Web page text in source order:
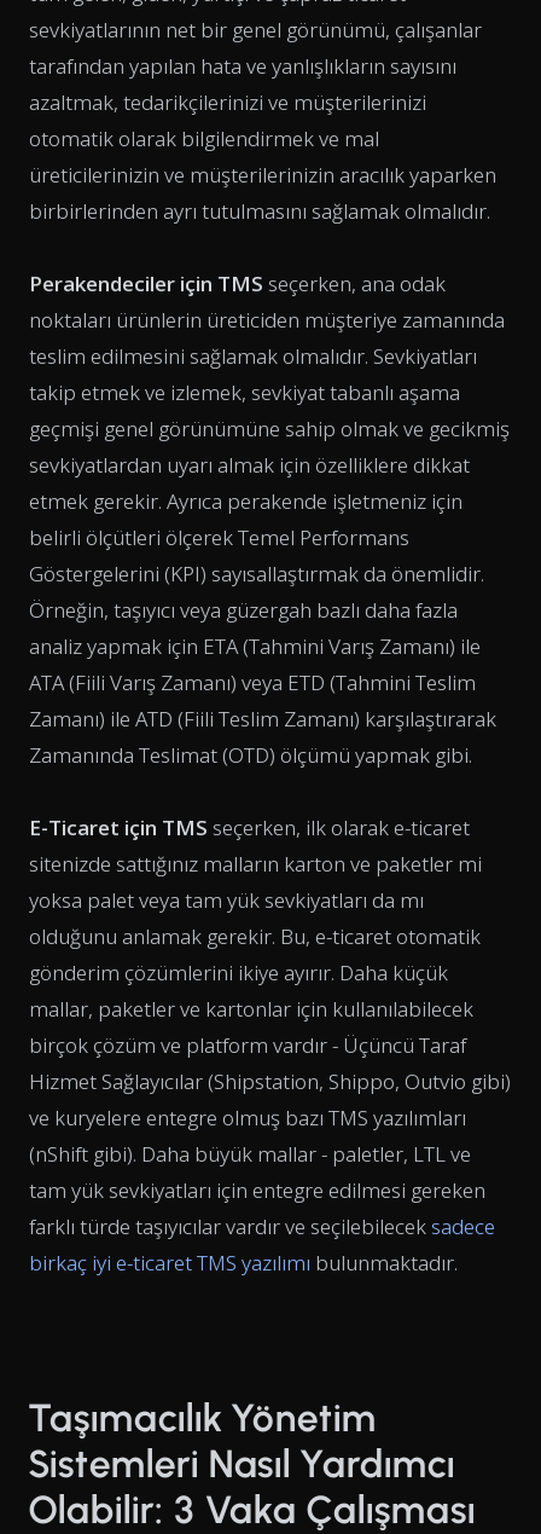
sevkiyatlarının net bir genel görünümü, çalışanlar
tarafından yapılan hata ve yanlışlıkların sayısını
azaltmak, tedarikçilerinizi ve müşterilerinizi
otomatik olarak bilgilendirmek ve mal
üreticilerinizin ve müşterilerinizin aracılık yaparken
birbirlerinden ayrı tutulmasını sağlamak olmalıdır.
Perakendeciler için TMS seçerken, ana odak
noktaları ürünlerin üreticiden müşteriye zamanında
teslim edilmesini sağlamak olmalıdır. Sevkiyatları
takip etmek ve izlemek, sevkiyat tabanlı aşama
geçmişi genel görünümüne sahip olmak ve gecikmiş
sevkiyatlardan uyarı almak için özelliklere dikkat
etmek gerekir. Ayrıca perakende işletmeniz için
belirli ölçütleri ölçerek Temel Performans
Göstergelerini (KPI) sayısallaştırmak da önemlidir.
Örneğin, taşıyıcı veya güzergah bazlı daha fazla
analiz yapmak için ETA (Tahmini Varış Zamanı) ile
ATA (Fiili Varış Zamanı) veya ETD (Tahmini Teslim
Zamanı) ile ATD (Fiili Teslim Zamanı) karşılaştırarak
Zamanında Teslimat (OTD) ölçümü yapmak gibi.
E-Ticaret için TMS seçerken, ilk olarak e-ticaret
sitenizde sattığınız malların karton ve paketler mi
yoksa palet veya tam yük sevkiyatları da mı
olduğunu anlamak gerekir. Bu, e-ticaret otomatik
gönderim çözümlerini ikiye ayırır. Daha küçük
mallar, paketler ve kartonlar için kullanılabilecek
birçok çözüm ve platform vardır - Üçüncü Taraf
Hizmet Sağlayıcılar (Shipstation, Shippo, Outvio gibi)
ve kuryelere entegre olmuş bazı TMS yazılımları
(nShift gibi). Daha büyük mallar - paletler, LTL ve
tam yük sevkiyatları için entegre edilmesi gereken
farklı türde taşıyıcılar vardır ve seçilebilecek sadece
birkaç iyi e-ticaret TMS yazılımı bulunmaktadır.
Taşımacılık Yönetim
Sistemleri Nasıl Yardımcı
Olabilir: 3 Vaka Çalışması